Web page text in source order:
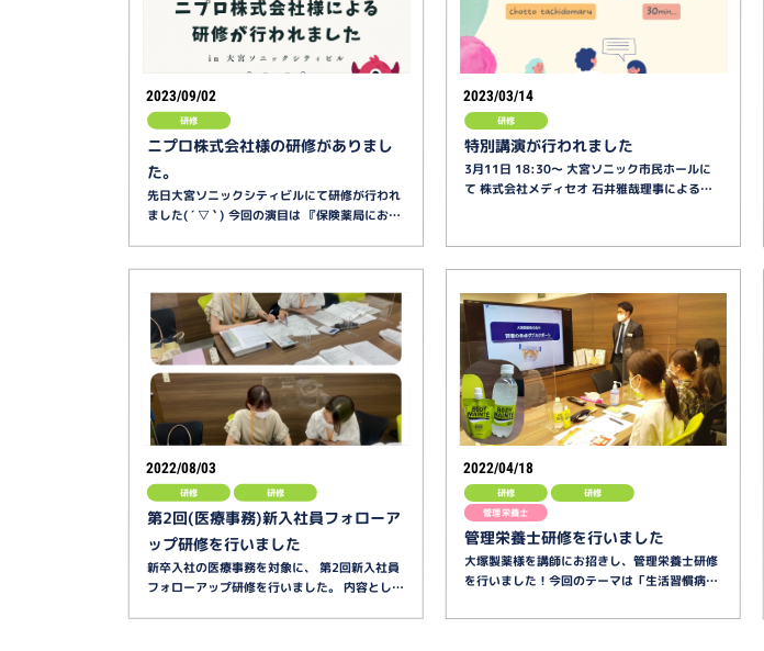
2023/09/02
研修
ニプロ株式会社様の研修がありまし
た。
先日大宮ソニックシティビルにて研修が行われ
ました( ´ ▽ ` ) 今回の演目は 『保険薬局にお…
2023/03/14
研修
特別講演が行われました
3月11日 18:30〜 大宮ソニック市民ホールに
て 株式会社メディセオ 石井雅哉理事による…
2022/08/03
研修 研修
第2回(医療事務)新入社員フォローア
ップ研修を行いました
新卒入社の医療事務を対象に、 第2回新入社員
フォローアップ研修を行いました。 内容とし…
2022/04/18
研修 研修
管理栄養士
管理栄養士研修を行いました
大塚製薬様を講師にお招きし、管理栄養士研修
を行いました！今回のテーマは「生活習慣病…